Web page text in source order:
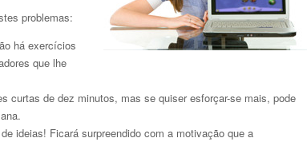
problemas:
há exercícios
que lhe
curtas de dez minutos, mas se quiser esforçar-se mais, pode
ideias! Ficará surpreendido com a motivação que a